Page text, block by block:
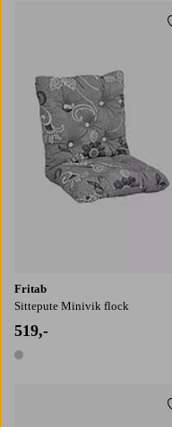
Fritab
Sittepute Minivik flock
519,-
1 farge